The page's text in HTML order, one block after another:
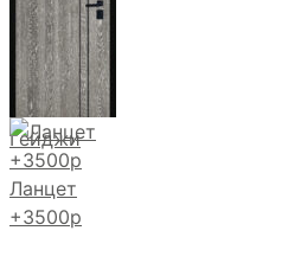
Гейджи
Ланцет
+3500р